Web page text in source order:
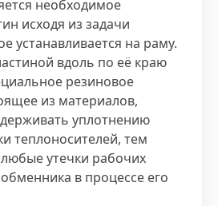
необходимое
исходя из задачи
устанавливается на раму.
вдоль по её краю
резиновое
из материалов,
уплотнению
теплоносителей, тем
утечки рабочих
в процессе его